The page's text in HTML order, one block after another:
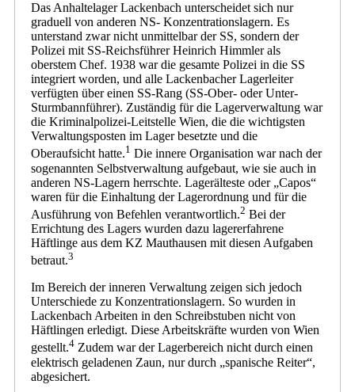
Das Anhaltelager Lackenbach unterscheidet sich nur
graduell von anderen NS- Konzentrationslagern. Es
unterstand zwar nicht unmittelbar der SS, sondern der
Polizei mit SS-Reichsführer Heinrich Himmler als
oberstem Chef. 1938 war die gesamte Polizei in die SS
integriert worden, und alle Lackenbacher Lagerleiter
verfügten über einen SS-Rang (SS-Ober- oder Unter-
Sturmbannführer). Zuständig für die Lagerverwaltung war
die Kriminalpolizei-Leitstelle Wien, die die wichtigsten
Verwaltungsposten im Lager besetzte und die
Oberaufsicht hatte.1 Die innere Organisation war nach der
sogenannten Selbstverwaltung aufgebaut, wie sie auch in
anderen NS-Lagern herrschte. Lagerälteste oder „Capos“
waren für die Einhaltung der Lagerordnung und für die
Ausführung von Befehlen verantwortlich.2 Bei der
Errichtung des Lagers wurden dazu lagererfahrene
Häftlinge aus dem KZ Mauthausen mit diesen Aufgaben
betraut.3
Im Bereich der inneren Verwaltung zeigen sich jedoch
Unterschiede zu Konzentrationslagern. So wurden in
Lackenbach Arbeiten in den Schreibstuben nicht von
Häftlingen erledigt. Diese Arbeitskräfte wurden von Wien
gestellt.4 Zudem war der Lagerbereich nicht durch einen
elektrisch geladenen Zaun, nur durch „spanische Reiter“,
abgesichert.